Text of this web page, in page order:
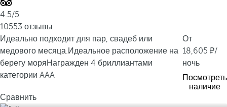
4.5/5
10553 отзывы
Идеально подходит для пар, свадеб или
медового месяца.Идеальное расположение на
берегу моряНагражден 4 бриллиантами
категории AAA
От
18,605
/
ночь
Посмотреть
наличие
Сравнить
ь
т
а
к
и
е
з
а